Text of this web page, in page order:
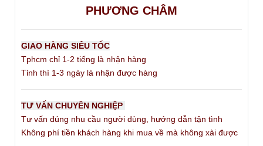
PHƯƠNG CHÂM
GIAO HÀNG SIÊU TỐC
Tphcm chỉ 1-2 tiếng là nhận hàng
Tỉnh thì 1-3 ngày là nhận được hàng
TƯ VẤN CHUYÊN NGHIỆP
Tư vấn đúng nhu cầu người dùng, hướng dẫn tận tình
Không phí tiền khách hàng khi mua về mà không xài được